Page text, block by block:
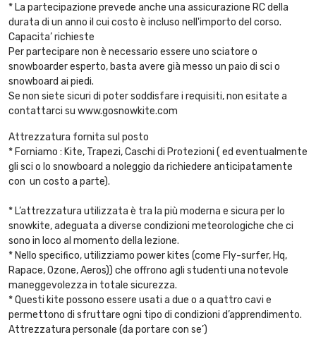
* La partecipazione prevede anche una assicurazione RC della
durata di un anno il cui costo è incluso nell'importo del corso.
Capacita’ richieste
Per partecipare non è necessario essere uno sciatore o
snowboarder esperto, basta avere già messo un paio di sci o
snowboard ai piedi.
Se non siete sicuri di poter soddisfare i requisiti, non esitate a
contattarci su www.gosnowkite.com
Attrezzatura fornita sul posto
* Forniamo : Kite, Trapezi, Caschi di Protezioni ( ed eventualmente
gli sci o lo snowboard a noleggio da richiedere anticipatamente
con un costo a parte).
* L’attrezzatura utilizzata è tra la più moderna e sicura per lo
snowkite, adeguata a diverse condizioni meteorologiche che ci
sono in loco al momento della lezione.
* Nello specifico, utilizziamo power kites (come Fly-surfer, Hq,
Rapace, Ozone, Aeros)) che offrono agli studenti una notevole
maneggevolezza in totale sicurezza.
* Questi kite possono essere usati a due o a quattro cavi e
permettono di sfruttare ogni tipo di condizioni d’apprendimento.
Attrezzatura personale (da portare con se’)